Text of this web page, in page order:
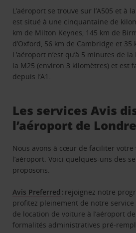
L’aéroport se trouve sur l’A505 et à
est situé à une cinquantaine de
km de Milton Keynes, 145 km de
d’Oxford, 56 km de Cambridge et 35
L’aéroport n’est qu’à 5 minutes de
la M25 (environ 3 kilomètres) et est
depuis l’A1.
Les services Avis
l’aéroport de
Nous avons à cœur de faciliter votre
l’aéroport. Voici quelques-uns des
proposons.
Avis Preferred : rejoignez notre
profitez pleinement de notre service
de location de voiture à l’aéroport
formalités administratives pré-